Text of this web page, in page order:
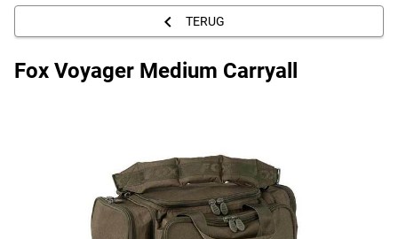
TERUG
Fox Voyager Medium Carryall